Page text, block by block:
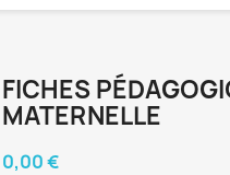
FICHES
MATERNELLE
0,00 €